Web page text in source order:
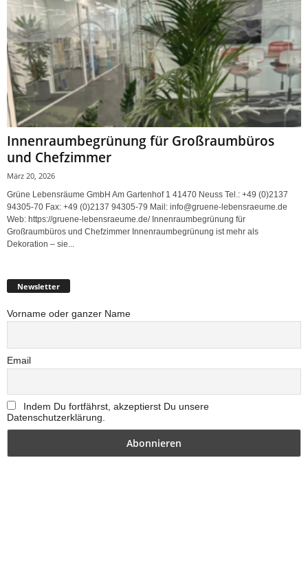
Innenraumbegrünung für Großraumbüros
und Chefzimmer
März 20, 2026
Grüne Lebensräume GmbH Am Gartenhof 1 41470 Neuss Tel.: +49 (0)2137
94305-70 Fax: +49 (0)2137 94305-79 Mail: info@gruene-lebensraeume.de
Web: https://gruene-lebensraeume.de/ Innenraumbegrünung für
Großraumbüros und Chefzimmer Innenraumbegrünung ist mehr als
Dekoration – sie...
Newsletter
Vorname oder ganzer Name
Email
Indem Du fortfährst, akzeptierst Du unsere
Datenschutzerklärung.